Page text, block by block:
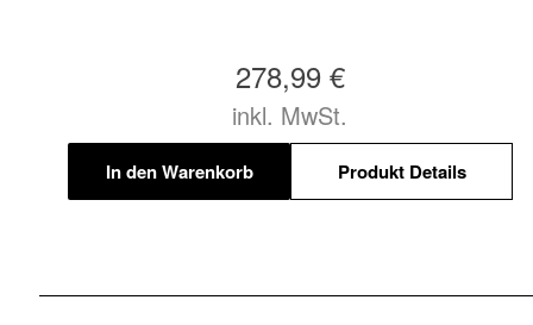
278,99 €
inkl. MwSt.
In den Warenkorb Produkt Details